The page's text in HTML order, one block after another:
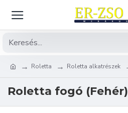
Roletta Roletta alkatrészek
Roletta fogó (Fehér)